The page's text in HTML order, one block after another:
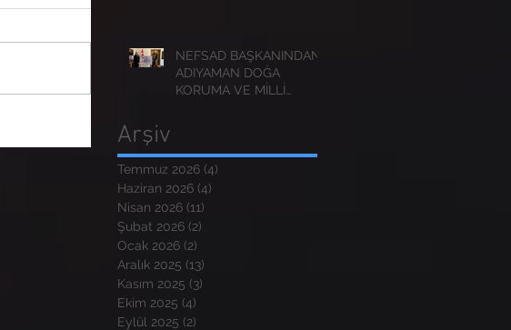
NEFSAD BAŞKANINDAN
ADIYAMAN DOĞA
KORUMA VE MİLLİ
Arşiv
Temmuz 2026 (4)
Haziran 2026 (4)
Nisan 2026 (11)
Şubat 2026 (2)
Ocak 2026 (2)
Aralık 2025 (13)
Kasım 2025 (3)
Ekim 2025 (4)
Eylül 2025 (2)